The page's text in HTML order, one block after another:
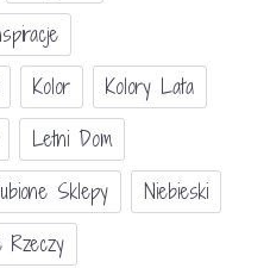
Kolor
Kolory Lata
Letni Dom
Sklepy
Niebieski
Rzeczy